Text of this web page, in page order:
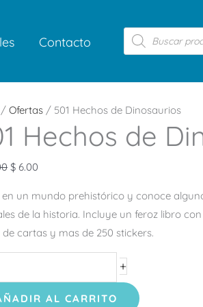
Contacto
Búsqueda
de
productos
/ Ofertas / 501 Hechos de Dinosaurios
Hechos de
precio
original
era:
$ 20.00.
$ 6.00
precio
actual
es:
un mundo prehistórico y conoce
de la historia. Incluye un feroz libro
cartas y mas de 250 stickers.
+
AL CARRITO